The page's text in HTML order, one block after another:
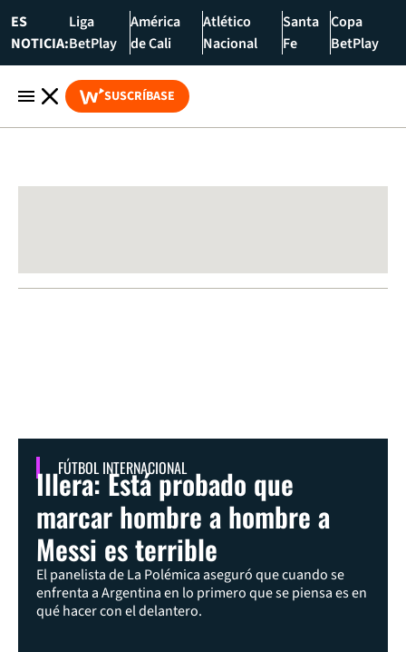
ES
NOTICIA:
Liga
BetPlay
América
de Cali
Atlético
Nacional
Santa
Fe
Copa
BetPlay
SUSCRÍBASE
FÚTBOL INTERNACIONAL
Illera: Está probado que
marcar hombre a hombre a
Messi es terrible
El panelista de La Polémica aseguró que cuando se
enfrenta a Argentina en lo primero que se piensa es en
qué hacer con el delantero.